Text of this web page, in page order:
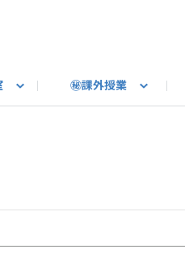
㊙課外授業